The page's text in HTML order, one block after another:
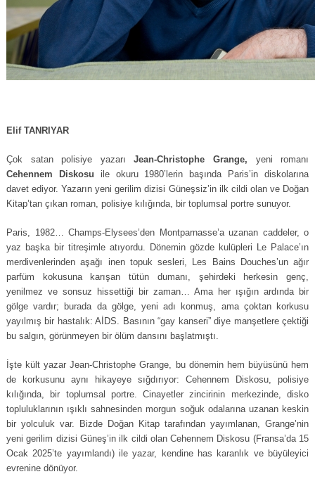
Elif TANRIYAR
Çok satan polisiye yazarıJean-Christophe Grange, yeni romanı
Cehennem Diskosu ile okuru 1980’lerin başında Paris’in diskolarına
davet ediyor. Yazarın yeni gerilim dizisi Güneşsiz’in ilk cildi olan ve Doğan
Kitap’tan çıkan roman, polisiye kılığında, bir toplumsal portre sunuyor.
Paris, 1982… Champs-Elysees’den Montparnasse’a uzanan caddeler, o
yaz başka bir titreşimle atıyordu. Dönemin gözde kulüpleri Le Palace’ın
merdivenlerinden aşağı inen topuk sesleri, Les Bains Douches’un ağır
parfüm kokusuna karışan tütün dumanı, şehirdeki herkesin genç,
yenilmez ve sonsuz hissettiği bir zaman… Ama her ışığın ardında bir
gölge vardır; burada da gölge, yeni adı konmuş, ama çoktan korkusu
yayılmış bir hastalık: AİDS. Basının “gay kanseri” diye manşetlere çektiği
bu salgın, görünmeyen bir ölüm dansını başlatmıştı.
İşte kült yazar Jean-Christophe Grange, bu dönemin hem büyüsünü hem
de korkusunu aynı hikayeye sığdırıyor: Cehennem Diskosu, polisiye
kılığında, bir toplumsal portre. Cinayetler zincirinin merkezinde, disko
topluluklarının ışıklı sahnesinden morgun soğuk odalarına uzanan keskin
bir yolculuk var. Bizde Doğan Kitap tarafından yayımlanan, Grange’nin
yeni gerilim dizisi Güneş’in ilk cildi olan Cehennem Diskosu (Fransa’da 15
Ocak 2025’te yayımlandı) ile yazar, kendine has karanlık ve büyüleyici
evrenine dönüyor.